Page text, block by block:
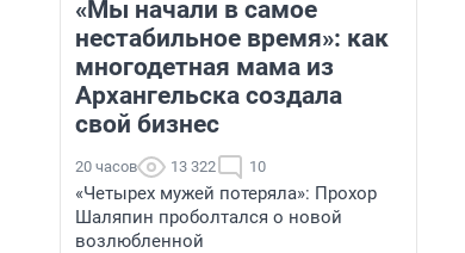
«Мы начали в самое
нестабильное время»: как
многодетная мама из
Архангельска создала
свой бизнес
20 часов 13 322 10
«Четырех мужей потеряла»: Прохор
Шаляпин проболтался о новой
возлюбленной